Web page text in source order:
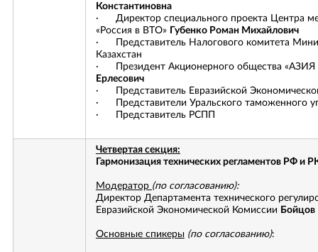
Константиновна
· Директор специального проекта Центра
«Россия в ВТО» Губенко Роман Михайлович
· Представитель Налогового комитета
Казахстан
· Президент Акционерного общества
Ерлесович
· Представитель Евразийской
· Представители Уральского таможенного
· Представитель РСПП
Четвертая секция:
Гармонизация технических регламентов РФ и
Модератор (по согласованию):
Директор Департамента технического
Евразийской Экономической Комиссии Бойцов
Основные спикеры (по согласованию):
ОТПРАВИТЬ
ОТПРАВИТЬ
ОТПРАВИТЬ
ОТПРАВИТЬ